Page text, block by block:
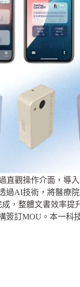
直觀操作介面，
過AI技術，將醫療
，整體文書效率
簽訂MOU。本一